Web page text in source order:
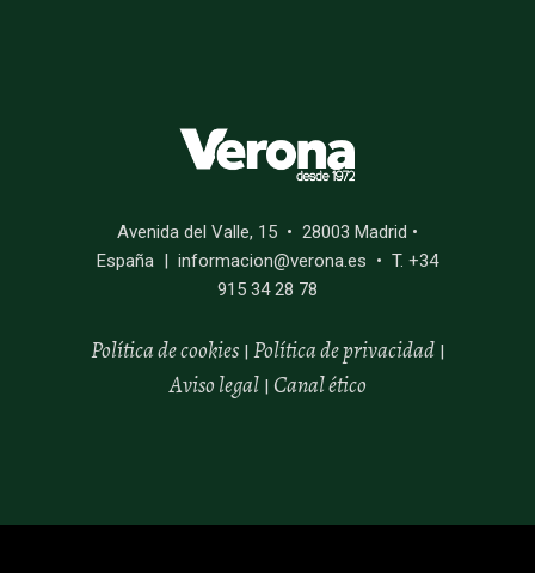
Avenida del Valle, 15 • 28003 Madrid •
España | informacion@verona.es • T. +34
915 34 28 78
Política de cookies | Política de privacidad |
Aviso legal | Canalético